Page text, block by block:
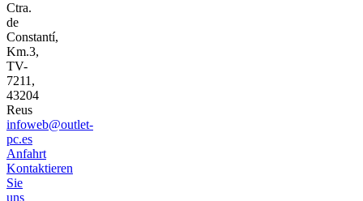
Ctra.
de
Constantí,
Km.3,
TV-
7211,
43204
Reus
infoweb@outlet-
pc.es
Anfahrt
Kontaktieren
Sie
uns